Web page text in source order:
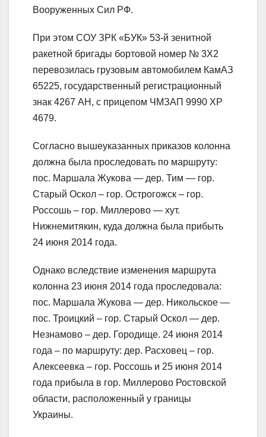
Вооруженных Сил РФ.
При этом СОУ ЗРК «БУК» 53-й зенитной
ракетной бригады бортовой номер № 3Х2
перевозилась грузовым автомобилем КамАЗ
65225, государственный регистрационный
знак 4267 АН, с прицепом ЧМЗАП 9990 ХР
4679.
Согласно вышеуказанных приказов колонна
должна была проследовать по маршруту:
пос. Маршала Жукова — дер. Тим — гор.
Старый Оскол – гор. Острогожск – гор.
Россошь – гор. Миллерово — хут.
Нижнемитякин, куда должна была прибыть
24 июня 2014 года.
Однако вследствие изменения маршрута
колонна 23 июня 2014 года проследовала:
пос. Маршала Жукова — дер. Никольское —
пос. Троицкий – гор. Старый Оскол — дер.
Незнамово – дер. Городище. 24 июня 2014
года – по маршруту: дер. Расховец – гор.
Алексеевка – гор. Россошь и 25 июня 2014
года прибыла в гор. Миллерово Ростовской
области, расположенный у границы
Украины.